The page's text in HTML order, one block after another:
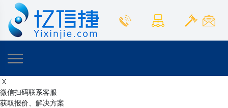
X
微信扫码联系客服
获取报价、解决方案